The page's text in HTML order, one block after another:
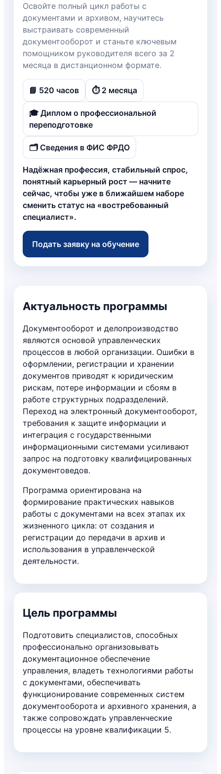
Освойте полный цикл работы с
документами и архивом, научитесь
выстраивать современный
документооборот и станьте ключевым
помощником руководителя всего за 2
месяца в дистанционном формате.
📘 520 часов ⏱️ 2 месяца
🎓 Диплом о профессиональной
переподготовке
🗂️ Сведения в ФИС ФРДО
Надёжная профессия, стабильный спрос,
понятный карьерный рост — начните
сейчас, чтобы уже в ближайшем наборе
сменить статус на «востребованный
специалист».
Подать заявку на обучение
Актуальность программы
Документооборот и делопроизводство
являются основой управленческих
процессов в любой организации. Ошибки в
оформлении, регистрации и хранении
документов приводят к юридическим
рискам, потере информации и сбоям в
работе структурных подразделений.
Переход на электронный документооборот,
требования к защите информации и
интеграция с государственными
информационными системами усиливают
запрос на подготовку квалифицированных
документоведов.
Программа ориентирована на
формирование практических навыков
работы с документами на всех этапах их
жизненного цикла: от создания и
регистрации до передачи в архив и
использования в управленческой
деятельности.
Цель программы
Подготовить специалистов, способных
профессионально организовывать
документационное обеспечение
управления, владеть технологиями работы
с документами, обеспечивать
функционирование современных систем
документооборота и архивного хранения, а
также сопровождать управленческие
процессы на уровне квалификации 5.